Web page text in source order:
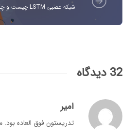
شبکه عصبی LSTM چیست و چگونه کار می‌کند؟
32 دیدگاه
امیر
تدریستون فوق العاده